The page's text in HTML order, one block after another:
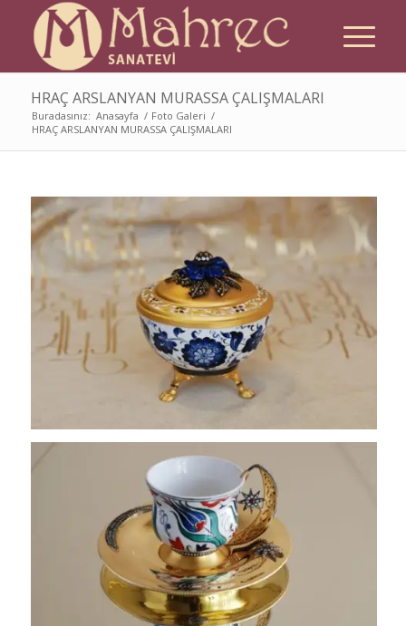
HRAÇ ARSLANYAN MURASSA ÇALIŞMALARI
Buradasınız: Anasayfa / Foto Galeri /
HRAÇ ARSLANYAN MURASSA ÇALIŞMALARI